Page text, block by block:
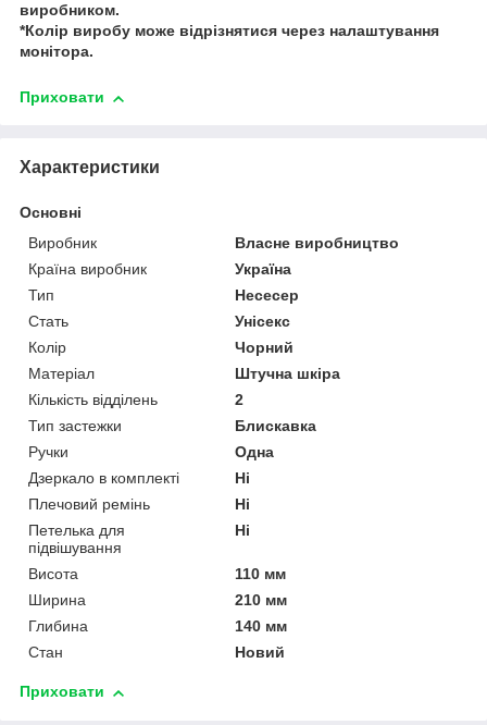
виробником.
*Колір виробу може відрізнятися через налаштування
монітора.
Приховати
Характеристики
Основні
Виробник
Власне виробництво
Країна виробник
Україна
Тип
Несесер
Стать
Унісекс
Колір
Чорний
Матеріал
Штучна шкіра
Кількість відділень
2
Тип застежки
Блискавка
Ручки
Одна
Дзеркало в комплекті
Ні
Плечовий ремінь
Ні
Петелька для
підвішування
Ні
Висота
110 мм
Ширина
210 мм
Глибина
140 мм
Стан
Новий
Приховати